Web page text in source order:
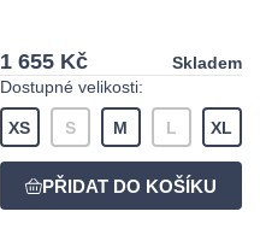
1 655 Kč
Skladem
Dostupné velikosti:
XS S M L XL